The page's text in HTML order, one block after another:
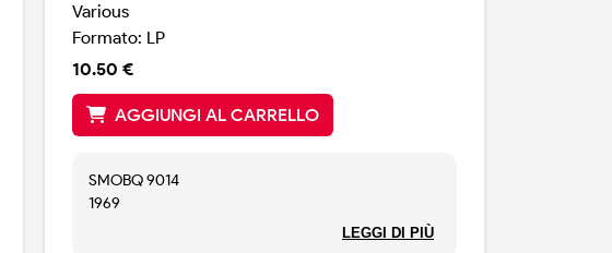
Various
Formato: LP
10.50 €
AGGIUNGI AL CARRELLO
SMOBQ 9014
1969
LEGGI DI PIÙ